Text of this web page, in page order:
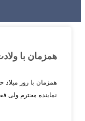
همزمان با
همزمان با روز
نماینده محترم ولی